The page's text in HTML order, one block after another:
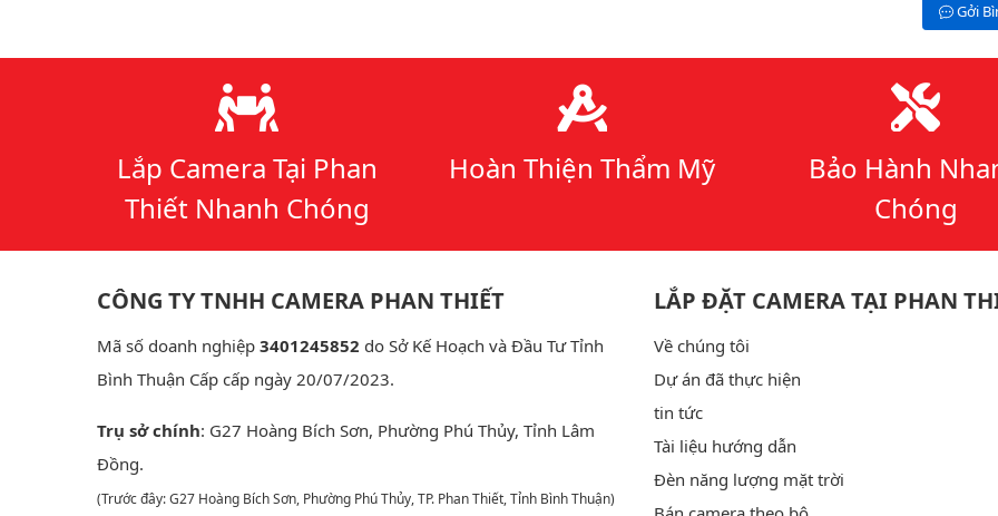
Gởi
Lý do chọn chúng tôi
Lắp Camera Tại Phan
Thiết Nhanh Chóng
Hoàn Thiện Thẩm Mỹ
Bảo Hành
Chóng
CÔNG TY TNHH CAMERA PHAN THIẾT
Mã số doanh nghiệp 3401245852 do Sở Kế Hoạch và Đầu Tư Tỉnh
Bình Thuận Cấp cấp ngày 20/07/2023.
Trụ sở chính: G27 Hoàng Bích Sơn, Phường Phú Thủy, Tỉnh Lâm
Đồng.
(Trước đây: G27 Hoàng Bích Sơn, Phường Phú Thủy, TP. Phan Thiết, Tỉnh Bình Thuận)
LẮP ĐẶT CAMERA TẠI PHAN
Về chúng tôi
Dự án đã thực hiện
tin tức
Tài liệu hướng dẫn
Đèn năng lượng mặt trời